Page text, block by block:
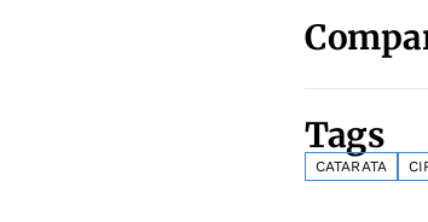
Tags
CATARATA